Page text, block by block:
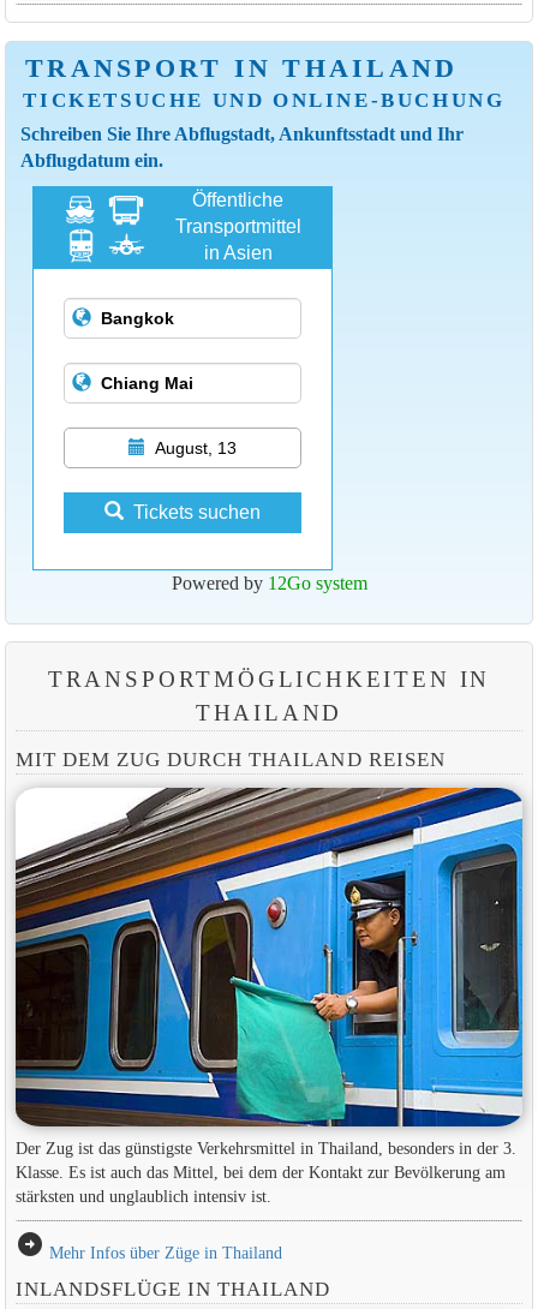
TRANSPORT IN THAILAND
TICKETSUCHE UND ONLINE-BUCHUNG
Schreiben Sie Ihre Abflugstadt, Ankunftsstadt und Ihr
Abflugdatum ein.
Öffentliche
Transportmittel
in Asien
August, 13
Tickets suchen
Powered by 12Go system
TRANSPORTMÖGLICHKEITEN IN
THAILAND
MIT DEM ZUG DURCH THAILAND REISEN
Der Zug ist das günstigste Verkehrsmittel in Thailand, besonders in der 3.
Klasse. Es ist auch das Mittel, bei dem der Kontakt zur Bevölkerung am
stärksten und unglaublich intensiv ist.
arrow_circle_right Mehr Infos über Züge in Thailand
INLANDSFLÜGE IN THAILAND